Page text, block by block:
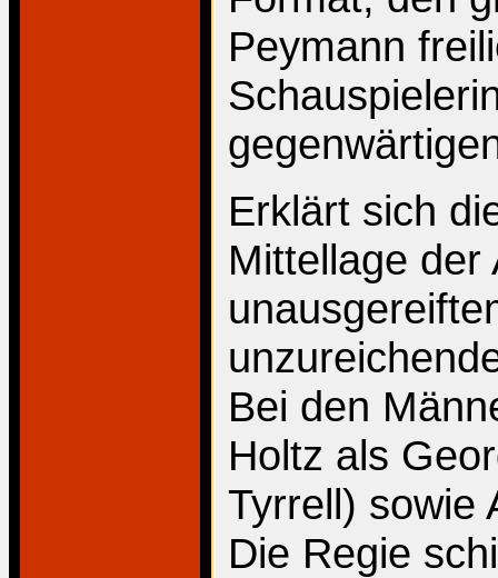
Peymann
Erklärt sich
Mittellage der
Bei den
Holtz als
Tyrrell) sowie
Die Regie